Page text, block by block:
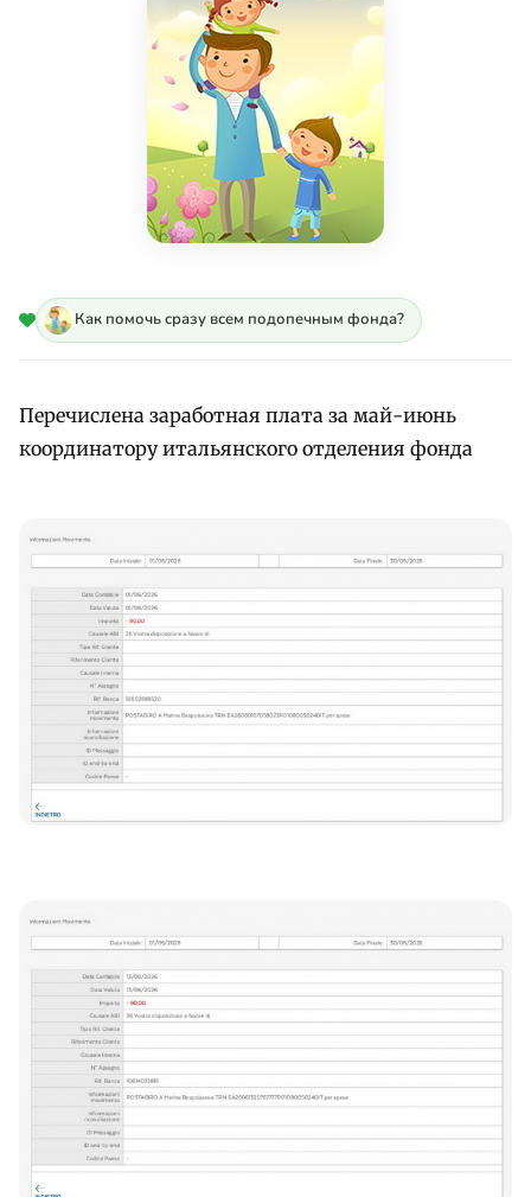
Как помочь сразу всем подопечным фонда?
Перечислена заработная плата за май-июнь
координатору итальянского отделения фонда